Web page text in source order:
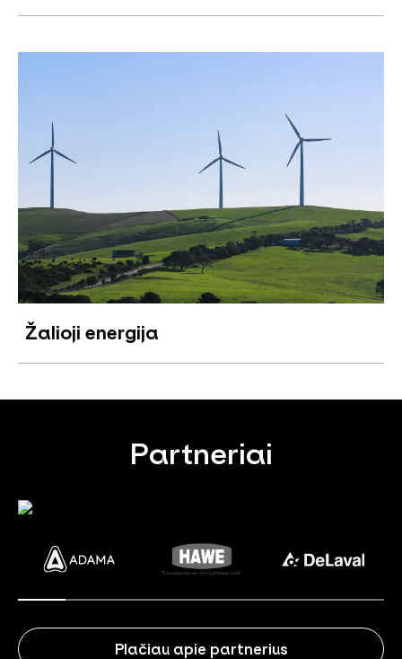
Žalioji energija
Partneriai
Plačiau apie partnerius